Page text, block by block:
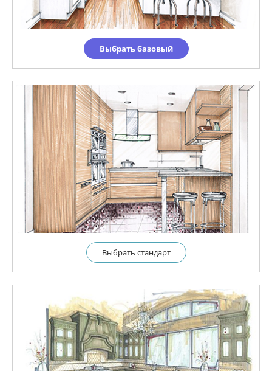
Выбрать базовый
Выбрать cтандарт